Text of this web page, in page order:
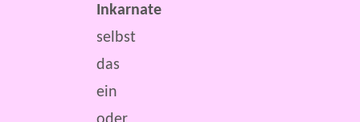
Inkarnate
selbst
das
ein